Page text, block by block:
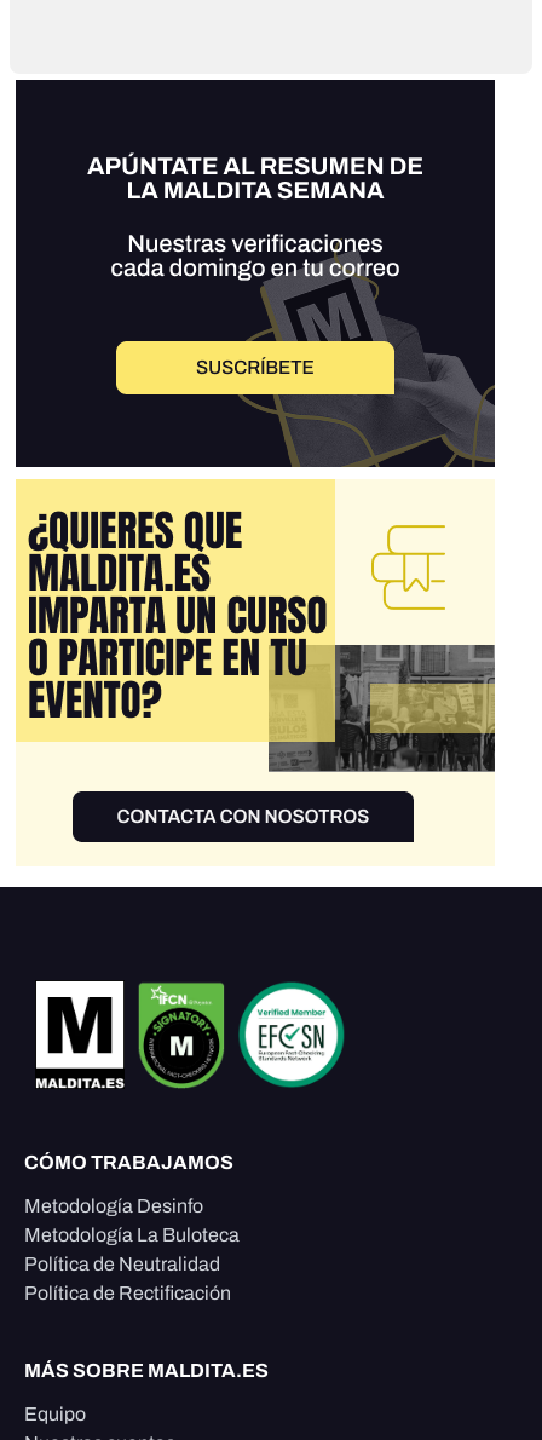
CÓMO TRABAJAMOS
Metodología Desinfo
Metodología La Buloteca
Política de Neutralidad
Política de Rectificación
MÁS SOBRE MALDITA.ES
Equipo